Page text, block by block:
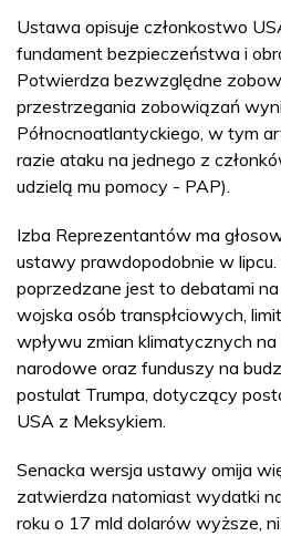
Ustawa opisuje członkostwo
fundament bezpieczeństwa i
Potwierdza bezwzględne
przestrzegania zobowiązań
Północnoatlantyckiego, w tym
razie ataku na jednego z
udzielą mu pomocy - PAP).
Izba Reprezentantów ma
ustawy prawdopodobnie w
poprzedzane jest to debatami
wojska osób transpłciowych,
wpływu zmian klimatycznych
narodowe oraz funduszy na
postulat Trumpa, dotyczący
USA z Meksykiem.
Senacka wersja ustawy omija
zatwierdza natomiast wydatki
roku o 17 mld dolarów wyższe,